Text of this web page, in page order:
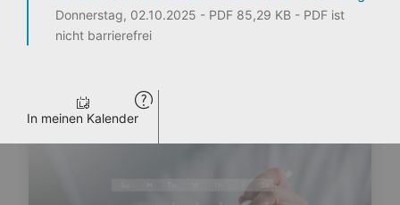
Donnerstag, 02.10.2025 - PDF 85,29 KB - PDF ist
nicht barrierefrei
In meinen Kalender
Seite teilen